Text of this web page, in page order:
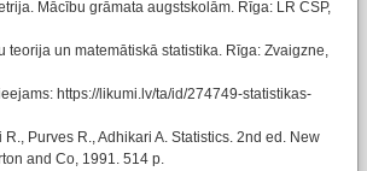
Mācību grāmata augstskolām. Rīga: LR CSP,
teorija un matemātiskā statistika. Rīga: Zvaigzne,
https://likumi.lv/ta/id/274749-statistikas-
Purves R., Adhikari A. Statistics. 2nd ed. New
and Co, 1991. 514 p.